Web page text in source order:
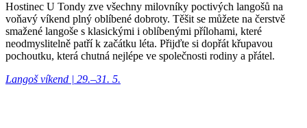
Hostinec U Tondy zve všechny milovníky poctivých langošů na
voňavý víkend plný oblíbené dobroty. Těšit se můžete na čerstvě
smažené langoše s klasickými i oblíbenými přílohami, které
neodmyslitelně patří k začátku léta. Přijďte si dopřát křupavou
pochoutku, která chutná nejlépe ve společnosti rodiny a přátel.
Langoš víkend | 29.–31. 5.